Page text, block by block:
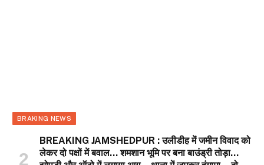
BRAKING NEWS
BREAKING JAMSHEDPUR : उलीडीह में जमीन विवाद को
लेकर दो पक्षों में बवाल… शमशान भूमि पर बना बाउंड्री तोड़ा…